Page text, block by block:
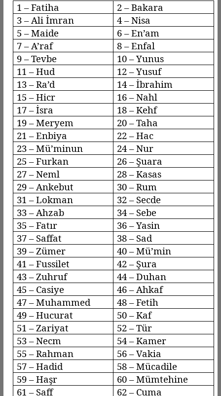
1 – Fatiha
2 – Bakara
3 – Ali İmran
4 – Nisa
5 – Maide
6 –En’am
7 – A’raf 8 –Enfal
9 –Tevbe
10 – Yunus
11 – Hud
12 – Yusuf
13 –Ra’d
14 – İbrahim
15 –Hicr 16 –Nahl
17 –İsra 18 –Kehf
19 – Meryem
20 – Taha
21 – Enbiya
22 – Hac
23 –Mü’minun
24 – Nur
25 – Furkan
26 – Şuara
27 –Neml 28 –Kasas
29 – Ankebut
30 – Rum
31 – Lokman
32 – Secde
33 – Ahzab 34 – Sebe
35 –Fatır
36 – Yasin
37 – Saffat
38 – Sad
39 – Zümer 40 –Mü’min
41 –Fussilet
42 – Şura
43 – Zuhruf 44 –Duhan
45 – Casiye 46 – Ahkaf
47 – Muhammed
48 – Fetih
49 –Hucurat
50 – Kaf
51 – Zariyat
52 – Tür
53 –Necm
54 – Kamer
55 – Rahman
56 –Vakia
57 –Hadid 58 –Mücadile
59 –Haşr 60 –Mümtehine
61 – Saff
62 – Cuma